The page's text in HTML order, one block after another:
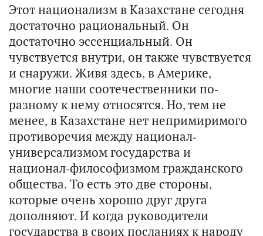
Этот национализм в Казахстане сегодня
достаточно рациональный. Он
достаточно эссенциальный. Он
чувствуется внутри, он также чувствуется
и снаружи. Живя здесь, в Америке,
многие наши соотечественники по-
разному к нему относятся. Но, тем не
менее, в Казахстане нет непримиримого
противоречия между национал-
универсализмом государства и
национал-философизмом гражданского
общества. То есть это две стороны,
которые очень хорошо друг друга
дополняют. И когда руководители
государства в своих посланиях к народу